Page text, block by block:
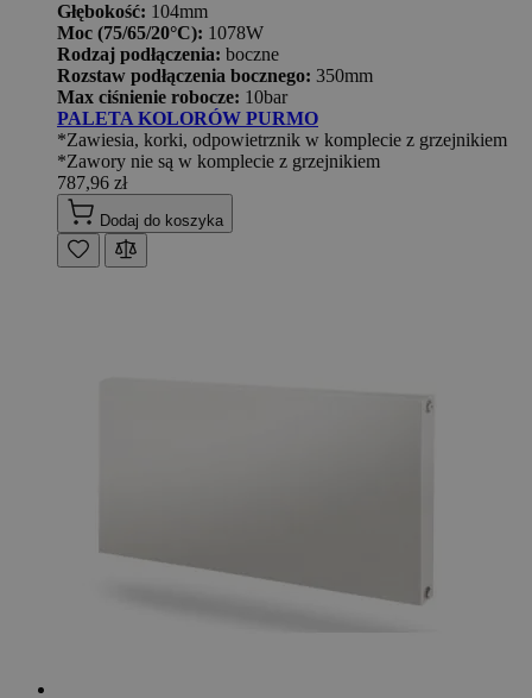
Głębokość: 104mm
Moc (75/65/20°C): 1078W
Rodzaj podłączenia: boczne
Rozstaw podłączenia bocznego: 350mm
Max ciśnienie robocze: 10bar
PALETA KOLORÓW PURMO
*Zawiesia, korki, odpowietrznik w komplecie z grzejnikiem
*Zawory nie są w komplecie z grzejnikiem
787,96 zł
Dodaj do koszyka